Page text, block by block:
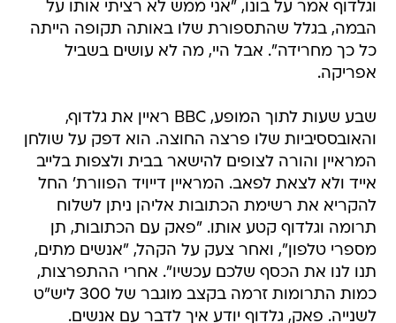
וגלדוף אמר על בונו, "אני ממש לא רציתי אותו על
הבמה, בגלל שהתספורת שלו באותה תקופה הייתה
כל כך מחרידה". אבל היי, מה לא עושים בשביל
אפריקה.
שבע שעות לתוך המופע, BBC ראיין את גלדוף,
והאובססיביות שלו פרצה החוצה. הוא דפק על שולחן
המראיין והורה לצופים להישאר בבית ולצפות בלייב
אייד ולא לצאת לפאב. המראיין דייויד הפוורת' החל
להקריא את רשימת הכתובות אליהן ניתן לשלוח
תרומה וגלדוף קטע אותו. "פאק עם הכתובות, תן
מספרי טלפון", ואחר צעק על הקהל, "אנשים מתים,
תנו לנו את הכסף שלכם עכשיו". אחרי ההתפרצות,
כמות התרומות זרמה בקצב מוגבר של 300 ליש"ט
לשנייה. פאק, גלדוף יודע איך לדבר עם אנשים.